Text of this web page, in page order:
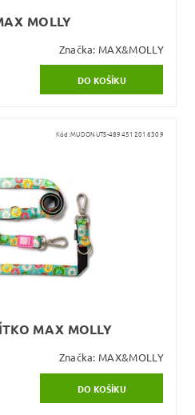
MOLLY
Značka: MAX&MOLLY
Kód:MUDONUTS-4894512016309
MAX MOLLY
Značka: MAX&MOLLY